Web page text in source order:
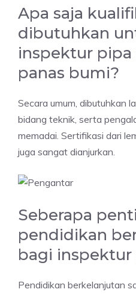
Apa saja
dibutuhkan
inspektur pipa
panas bumi?
Secara umum, dibutuhkan
bidang teknik, serta
memadai. Sertifikasi dari
juga sangat dianjurkan.
Seberapa
pendidikan
bagi inspektur
Pendidikan berkelanjutan